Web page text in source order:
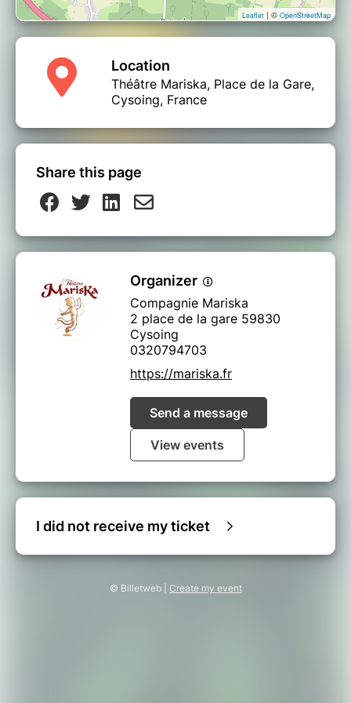
Leaflet | © OpenStreetMap
Location
Théâtre Mariska, Place de la Gare,
Cysoing, France
Share this page
Organizer
Compagnie Mariska
2 place de la gare 59830
Cysoing
0320794703
https://mariska.fr
Send a message
View events
I did not receive my ticket
© Billetweb | Create my event